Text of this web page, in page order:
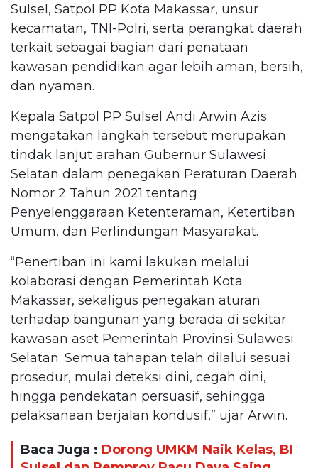
Sulsel, Satpol PP Kota Makassar, unsur
kecamatan, TNI-Polri, serta perangkat daerah
terkait sebagai bagian dari penataan
kawasan pendidikan agar lebih aman, bersih,
dan nyaman.
Kepala Satpol PP Sulsel Andi Arwin Azis
mengatakan langkah tersebut merupakan
tindak lanjut arahan Gubernur Sulawesi
Selatan dalam penegakan Peraturan Daerah
Nomor 2 Tahun 2021 tentang
Penyelenggaraan Ketenteraman, Ketertiban
Umum, dan Perlindungan Masyarakat.
“Penertiban ini kami lakukan melalui
kolaborasi dengan Pemerintah Kota
Makassar, sekaligus penegakan aturan
terhadap bangunan yang berada di sekitar
kawasan aset Pemerintah Provinsi Sulawesi
Selatan. Semua tahapan telah dilalui sesuai
prosedur, mulai deteksi dini, cegah dini,
hingga pendekatan persuasif, sehingga
pelaksanaan berjalan kondusif,” ujar Arwin.
Baca Juga : Dorong UMKM Naik Kelas, BI